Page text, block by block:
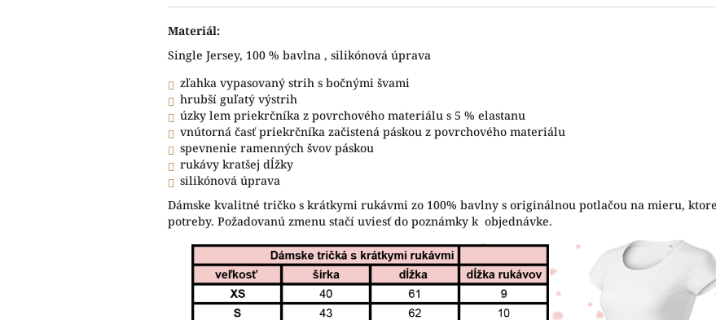
Materiál:
Single Jersey, 100 % bavlna , silikónová úprava
zľahka vypasovaný strih s bočnými švami
hrubší guľatý výstrih
úzky lem priekrčníka z povrchového materiálu s 5 % elastanu
vnútorná časť priekrčníka začistená páskou z povrchového materiálu
spevnenie ramenných švov páskou
rukávy kratšej dĺžky
silikónová úprava
Dámske kvalitné tričko s krátkymi rukávmi zo 100% bavlny s originálnou potlačou na mieru,
potreby. Požadovanú zmenu stačí uviesť do poznámky k objednávke.